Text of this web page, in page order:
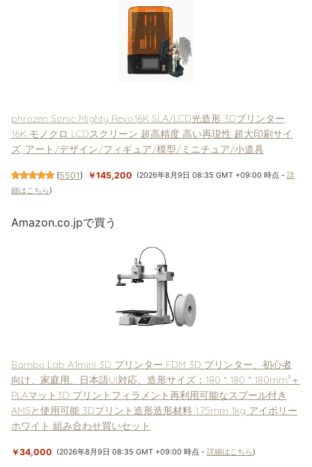
phrozen Sonic Mighty Revo16K SLA/LCD光造形 3Dプリンター,
16K モノクロ LCDスクリーン 超高精度 高い再現性 超大印刷サイ
ズ, アート/デザイン/フィギュア/模型/ミニチュア/小道具
(5501) ￥145,200 (2026年8月9日 08:35 GMT +09:00 時点 -詳
細はこちら)
Amazon.co.jpで買う
Bambu Lab A1mini 3D プリンター FDM 3D プリンター、初心者
向け、家庭用、日本語UI対応、造形サイズ：180 * 180 * 180mm³＋
PLAマット3D プリントフィラメント再利用可能なスプール付き
AMSと使用可能 3Dプリント造形造形材料 1.75mm 1kg アイボリー
ホワイト 組み合わせ買いセット
￥34,000 (2026年8月9日 08:35 GMT +09:00 時点 -詳細はこちら)